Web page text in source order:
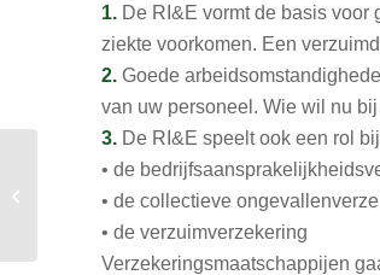
1.De RI&E vormt de basis voor
ziekte voorkomen. Een
2.Goede
van uw personeel. Wie wil nu
3.De RI&E speelt ook een rol
• de
• de collectieve
• de verzuimverzekering
Verzekeringsmaatschappijen
Welke vaardigheden
leer je tijdens de MVK